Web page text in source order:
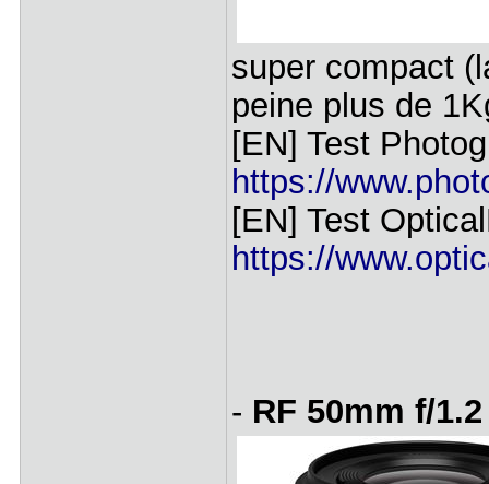
super compact
peine plus de
[EN] Test
https://
[EN] Test
https://
- RF 50mm f/